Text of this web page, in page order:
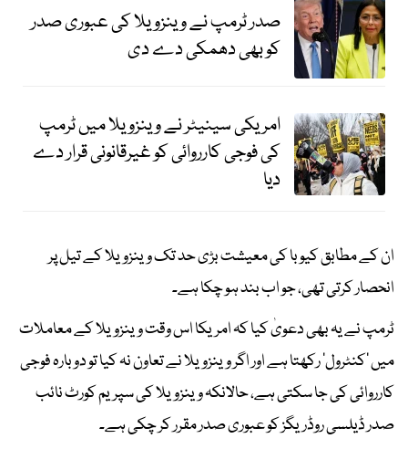
صدر ٹرمپ نے وینزویلا کی عبوری صدر
کو بھی دھمکی دے دی
امریکی سینیٹر نے وینزویلا میں ٹرمپ
کی فوجی کارروائی کو غیرقانونی قرار دے
دیا
ان کے مطابق کیوبا کی معیشت بڑی حد تک وینزویلا کے تیل پر
انحصار کرتی تھی، جو اب بند ہو چکا ہے۔
ٹرمپ نے یہ بھی دعویٰ کیا کہ امریکا اس وقت وینزویلا کے معاملات
میں ’کنٹرول‘ رکھتا ہے اور اگر وینزویلا نے تعاون نہ کیا تو دوبارہ فوجی
کارروائی کی جا سکتی ہے، حالانکہ وینزویلا کی سپریم کورٹ نائب
صدر ڈیلسی روڈریگز کو عبوری صدر مقرر کر چکی ہے۔